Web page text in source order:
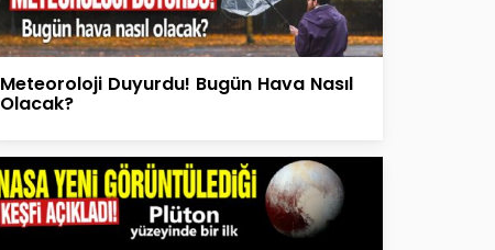
Meteoroloji Duyurdu! Bugün Hava Nasıl
Olacak?